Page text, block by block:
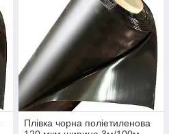
Плівка чорна поліетиленова